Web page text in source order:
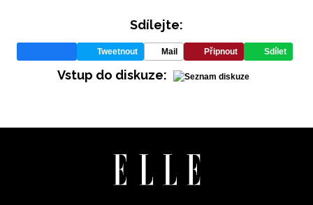
Sdílejte:
Tweetnout Mail Připnout Sdílet
Vstup do diskuze: